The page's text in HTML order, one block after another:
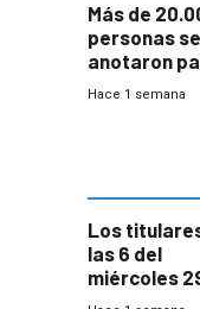
Más de
personas se
anotaron
las pruebas
Hace 1 semana
Los
las 6 del
miércoles
julio de 2026